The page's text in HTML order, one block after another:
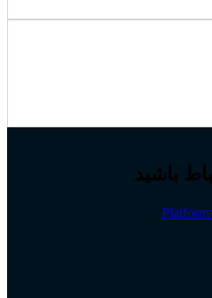
باشید